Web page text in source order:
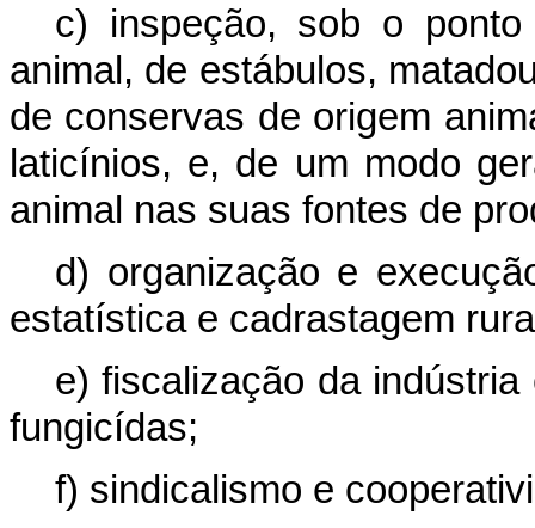
c) inspeção, sob o
animal, de estábulos,
de conservas de origem
laticínios, e, de um modo
animal nas suas fontes de
d) organização e
estatística e cadrastagem
e) fiscalização da
fungicídas;
f) sindicalismo e